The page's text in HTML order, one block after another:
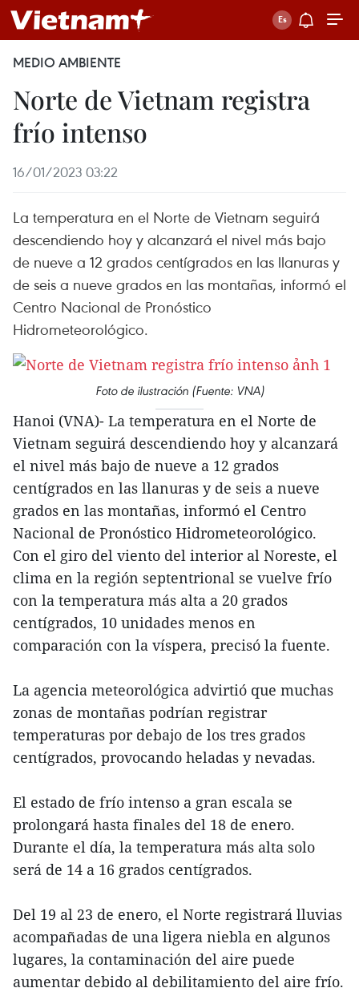
MEDIO AMBIENTE
Norte de Vietnam registra
frío intenso
16/01/2023 03:22
La temperatura en el Norte de Vietnam seguirá
descendiendo hoy y alcanzará el nivel más bajo
de nueve a 12 grados centígrados en las llanuras y
de seis a nueve grados en las montañas, informó el
Centro Nacional de Pronóstico
Hidrometeorológico.
Foto de ilustración (Fuente: VNA)
Hanoi (VNA)- La temperatura en el Norte de
Vietnam seguirá descendiendo hoy y alcanzará
el nivel más bajo de nueve a 12 grados
centígrados en las llanuras y de seis a nueve
grados en las montañas, informó el Centro
Nacional de Pronóstico Hidrometeorológico.
Con el giro del viento del interior al Noreste, el
clima en la región septentrional se vuelve frío
con la temperatura más alta a 20 grados
centígrados, 10 unidades menos en
comparación con la víspera, precisó la fuente.
La agencia meteorológica advirtió que muchas
zonas de montañas podrían registrar
temperaturas por debajo de los tres grados
centígrados, provocando heladas y nevadas.
El estado de frío intenso a gran escala se
prolongará hasta finales del 18 de enero.
Durante el día, la temperatura más alta solo
será de 14 a 16 grados centígrados.
Del 19 al 23 de enero, el Norte registrará lluvias
acompañadas de una ligera niebla en algunos
lugares, la contaminación del aire puede
aumentar debido al debilitamiento del aire frío.